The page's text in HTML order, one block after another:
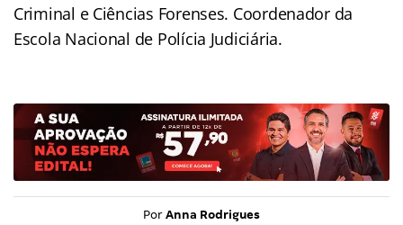
Criminal e Ciências Forenses. Coordenador da
Escola Nacional de Polícia Judiciária.
Por Anna Rodrigues